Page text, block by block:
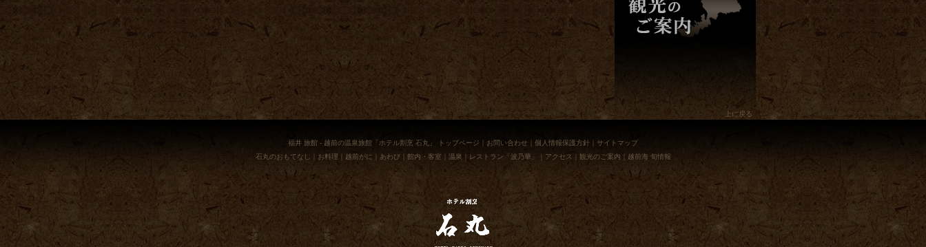
上に戻る
福井 旅館 - 越前の温泉旅館「ホテル割烹 石丸」 トップページ お問い合わせ 個人情報保護方針
サイトマップ
石丸のおもてなし
お料理 越前がに あわび｜ 館内・客室｜ 温泉 レストラン「波乃華」 アクセス 観光のご案内 越前海 旬情報